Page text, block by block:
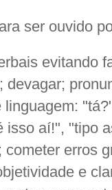
ser ouvido
evitando
devagar;
isso aí!", "tipo
erros
e